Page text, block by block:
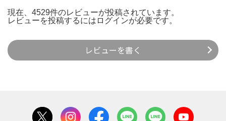
現在、4529件のレビューが投稿されています。
レビューを投稿するには ログインが必要です。
レビューを書く